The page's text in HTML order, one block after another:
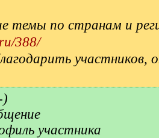
темы по странам и
388/
участников,
)
участника